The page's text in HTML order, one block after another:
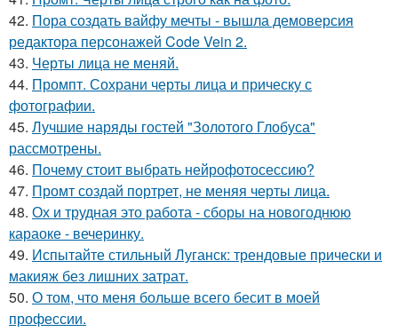
42. Пора создать вайфу мечты - вышла демоверсия
редактора персонажей Code Vein 2.
43. Черты лица не меняй.
44. Промпт. Сохрани черты лица и прическу с
фотографии.
45. Лучшие наряды гостей "Золотого Глобуса"
рассмотрены.
46. Почему стоит выбрать нейрофотосессию?
47. Промт создай портрет, не меняя черты лица.
48. Ох и трудная это работа - сборы на новогоднюю
караоке - вечеринку.
49. Испытайте стильный Луганск: трендовые прически и
макияж без лишних затрат.
50. О том, что меня больше всего бесит в моей
профессии.